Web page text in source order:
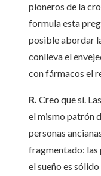
pioneros de la
formula esta
posible abordar
conlleva el
con fármacos el
R. Creo que sí.
el mismo patrón
personas
fragmentado: las
el sueño es